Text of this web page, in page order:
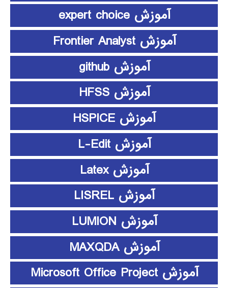
آموزش expert choice
آموزش Frontier Analyst
آموزش github
آموزش HFSS
آموزش HSPICE
آموزش L-Edit
آموزش Latex
آموزش LISREL
آموزش LUMION
آموزش MAXQDA
آموزش Microsoft Office Project